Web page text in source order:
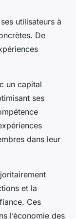
utilisateurs à
De
un capital
ses
dans leur
et la
Ces
l’économie des